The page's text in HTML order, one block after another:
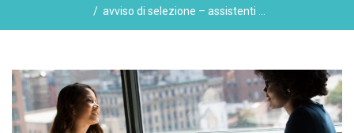
avviso di selezione – assistenti ...